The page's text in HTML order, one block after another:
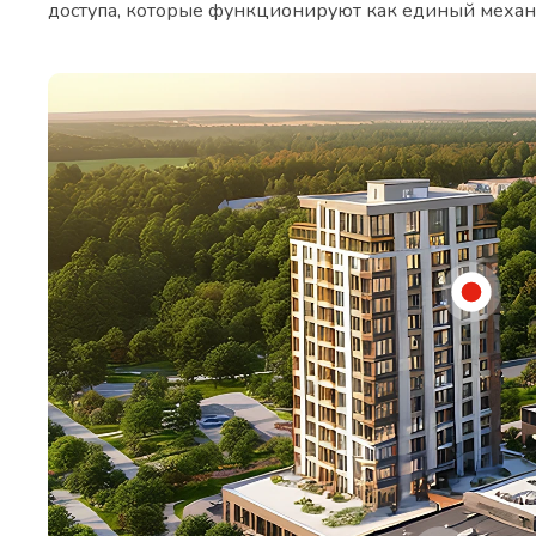
доступа, которые функционируют как единый